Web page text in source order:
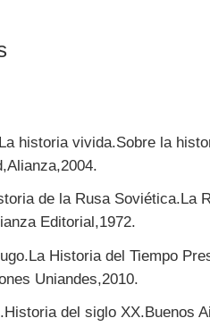
historia vivida.Sobre la
de la Rusa Soviética.La
Editorial,1972.
Historia del Tiempo
Uniandes,2010.
del siglo XX.Buenos